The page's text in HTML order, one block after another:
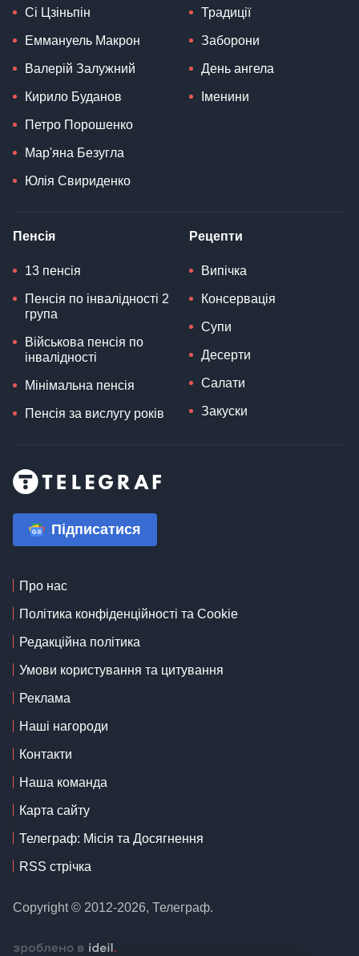
Сі Цзіньпін
Еммануель Макрон
Валерій Залужний
Кирило Буданов
Петро Порошенко
Мар'яна Безугла
Юлія Свириденко
Традиції
Заборони
День ангела
Іменини
Пенсія
13 пенсія
Пенсія по інвалідності 2
група
Військова пенсія по
інвалідності
Мінімальна пенсія
Пенсія за вислугу років
Рецепти
Випічка
Консервація
Супи
Десерти
Салати
Закуски
Підписатися
Про нас
Політика конфіденційності та Cookie
Редакційна політика
Умови користування та цитування
Реклама
Наші нагороди
Контакти
Наша команда
Карта сайту
Телеграф: Місія та Досягнення
RSS стрічка
Copyright © 2012-2026, Телеграф.